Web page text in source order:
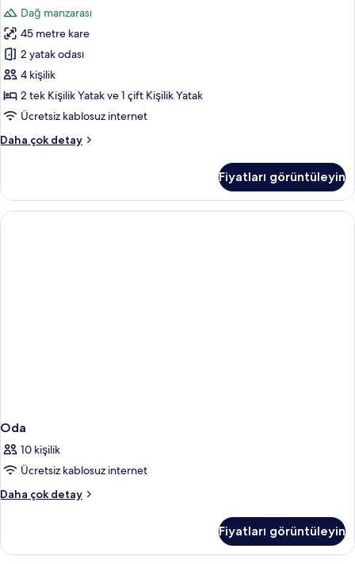
için
tüm
fotoğrafları
görün
Dağ manzarası
45 metre kare
2 yatak odası
4 kişilik
2 tek Kişilik Yatak ve 1 çift Kişilik Yatak
Ücretsiz kablosuz internet
Daha çok detay
Family
fazla
detay
Fiyatları görüntüleyin
Oda
10 kişilik
Ücretsiz kablosuz internet
Daha çok detay
Oda
detay
Fiyatları görüntüleyin